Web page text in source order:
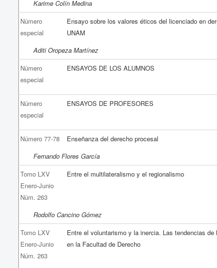
Karime Colín Medina
Número
especial
Ensayo sobre los valores éticos del licenciado en
UNAM
Aditi Oropeza Martínez
Número
especial
ENSAYOS DE LOS ALUMNOS
Número
especial
ENSAYOS DE PROFESORES
Número 77-78
Enseñanza del derecho procesal
Fernando Flores García
Tomo LXV
Enero-Junio
Núm. 263
Entre el multilateralismo y el regionalismo
Rodolfo Cancino Gómez
Tomo LXV
Enero-Junio
Núm. 263
Entre el voluntarismo y la inercia. Las tendencias de
en la Facultad de Derecho